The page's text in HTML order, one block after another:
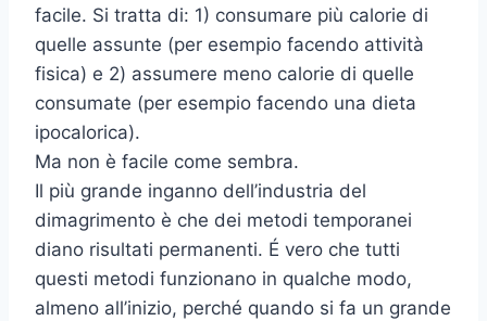
facile. Si tratta di: 1) consumare più calorie di
quelle assunte (per esempio facendo attività
fisica) e 2) assumere meno calorie di quelle
consumate (per esempio facendo una dieta
ipocalorica).
Ma non è facile come sembra.
Il più grande inganno dell’industria del
dimagrimento è che dei metodi temporanei
diano risultati permanenti. É vero che tutti
questi metodi funzionano in qualche modo,
almeno all’inizio, perché quando si fa un grande